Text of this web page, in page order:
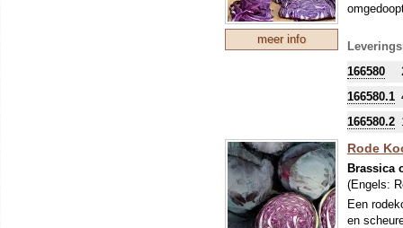
meer info
166580
166580.1
166580.2
Rode
Brassica
(Engels:
Een
en